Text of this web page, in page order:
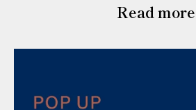
Read more